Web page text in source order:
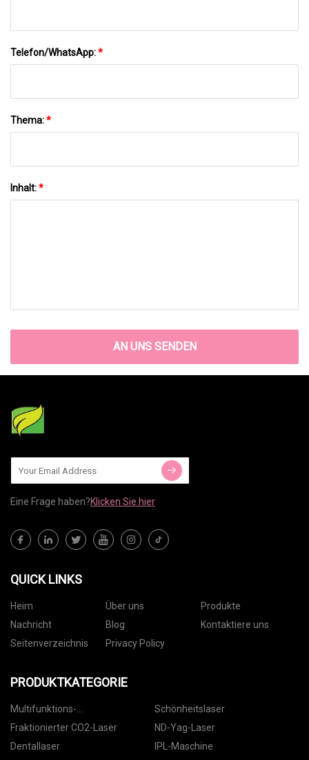
Telefon/WhatsApp:*
Thema:*
Inhalt:*
AN UNS SENDEN
Eine Frage haben?Klicken Sie hier
QUICK LINKS
Heim Über uns
Produkte
Nachricht
Blog
Kontaktiere uns
Seitenverzeichnis
Privacy Policy
PRODUKTKATEGORIE
Multifunktions-
Schönheitsmaschine
Schönheitslaser
Fraktionierter CO2-Laser
ND-Yag-Laser
Dentallaser
IPL-Maschine